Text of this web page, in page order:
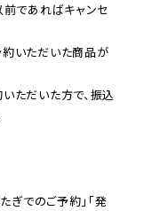
であればキャンセ
いただいた商品が
ただいた方で、振込
ぎでのご予約」「発